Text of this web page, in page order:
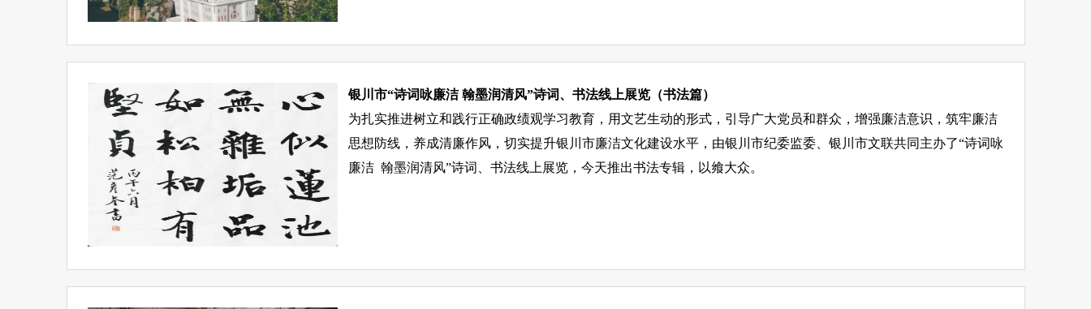
银川市“诗词咏廉洁 翰墨润清风”诗词、书法线上展览（书法篇）
为扎实推进树立和践行正确政绩观学习教育，用文艺生动的形式，引导广大党员和群众，增强廉洁意识，筑牢廉洁
思想防线，养成清廉作风，切实提升银川市廉洁文化建设水平，由银川市纪委监委、银川市文联共同主办了“诗词咏
廉洁 翰墨润清风”诗词、书法线上展览，今天推出书法专辑，以飨大众。